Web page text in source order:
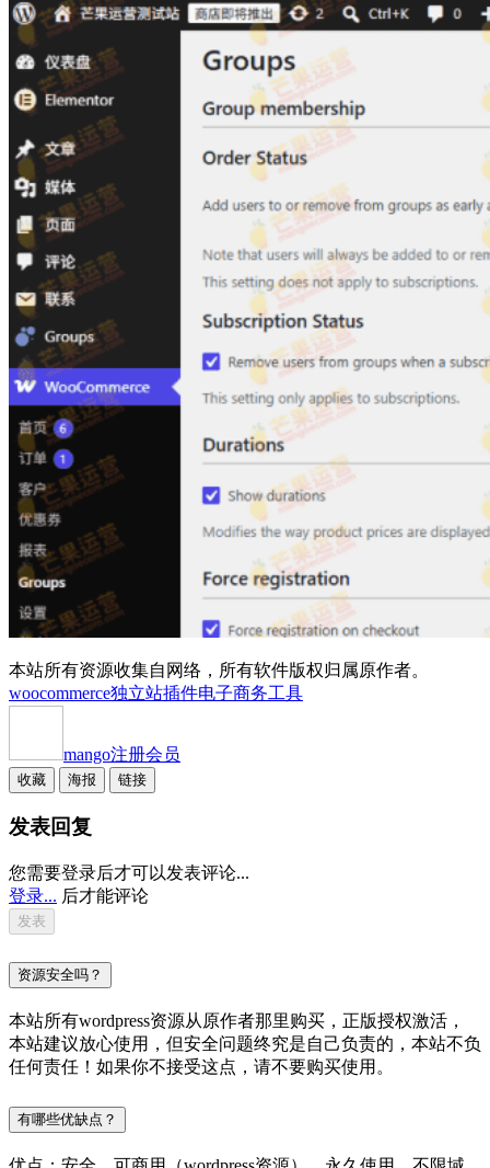
本站所有资源收集自网络，所有软件版权归属原作者。
woocommerce独立站插件电子商务工具
mango注册会员
收藏 海报 链接
发表回复
您需要登录后才可以发表评论...
登录... 后才能评论
资源安全吗？
本站所有wordpress资源从原作者那里购买，正版授权激活，
本站建议放心使用，但安全问题终究是自己负责的，本站不负
任何责任！如果你不接受这点，请不要购买使用。
有哪些优缺点？